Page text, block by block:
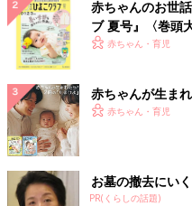
赤ちゃんのお世
ブ 夏号』〈巻頭
く！ おっぱい・
赤ちゃん・育児
赤ちゃんが生ま
赤ちゃん・育児
お墓の撤去にい
PR(くらしの話題)